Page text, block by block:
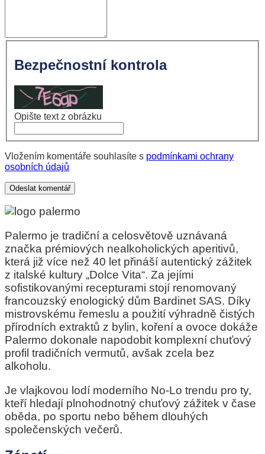
Bezpečnostní kontrola
Opište text z obrázku
Vložením komentáře souhlasíte s podmínkami ochrany
osobních údajů
Odeslat komentář
Palermo je tradiční a celosvětově uznávaná
značka prémiových nealkoholických aperitivů,
která již více než 40 let přináší autentický zážitek
z italské kultury „Dolce Vita“. Za jejími
sofistikovanými recepturami stojí renomovaný
francouzský enologický dům Bardinet SAS. Díky
mistrovskému řemeslu a použití výhradně čistých
přírodních extraktů z bylin, koření a ovoce dokáže
Palermo dokonale napodobit komplexní chuťový
profil tradičních vermutů, avšak zcela bez
alkoholu.
Je vlajkovou lodí moderního No-Lo trendu pro ty,
kteří hledají plnohodnotný chuťový zážitek v čase
oběda, po sportu nebo během dlouhých
společenských večerů.